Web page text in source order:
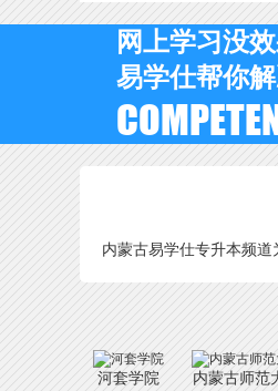
网上学习没
易学仕帮你
内蒙古易学仕专升本频
河套学院 内蒙古师范